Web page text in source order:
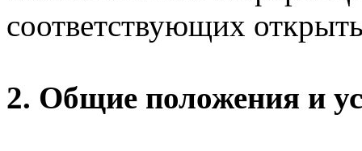
соответствующих
2. Общие положения и